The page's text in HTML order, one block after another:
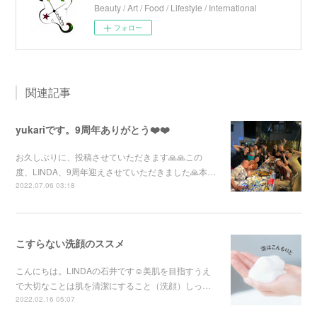
Beauty / Art / Food / Lifestyle / International
フォロー
関連記事
yukariです。9周年ありがとう❤️❤️
お久しぶりに、投稿させていただきます🙏🙏この
度、LINDA、9周年迎えさせていただきました🙏本…
2022.07.06 03:18
こすらない洗顔のススメ
こんにちは。LINDAの石井です☺︎美肌を目指すうえ
で大切なことは肌を清潔にすること（洗顔）しっ…
2022.02.16 05:07